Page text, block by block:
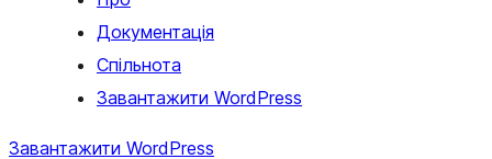
Документація
Спільнота
Завантажити WordPress
Завантажити WordPress